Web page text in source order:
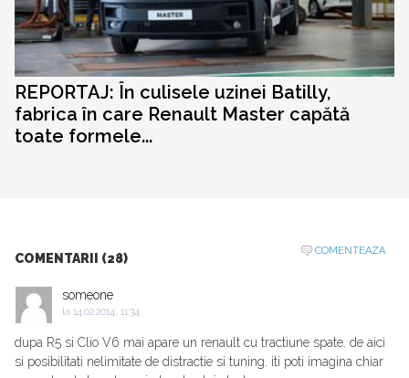
REPORTAJ: În culisele uzinei Batilly,
fabrica în care Renault Master capătă
toate formele...
COMENTARII (28)
COMENTEAZA
someone
la 14.02.2014, 11:34
dupa R5 si Clio V6 mai apare un renault cu tractiune spate. de aici
si posibilitati nelimitate de distractie si tuning. iti poti imagina chiar